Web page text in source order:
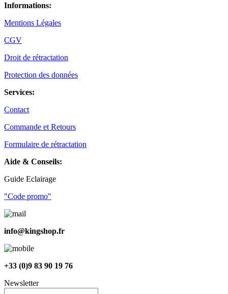
Informations:
Mentions Légales
CGV
Droit de rétractation
Protection des données
Services:
Contact
Commande et Retours
Formulaire de rétractation
Aide & Conseils:
Guide Eclairage
"Code promo"
info@kingshop.fr
+33 (0)9 83 90 19 76
Newsletter